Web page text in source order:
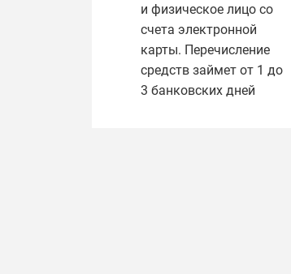
и физическое лицо со
счета электронной
карты. Перечисление
средств займет от 1 до
3 банковских дней